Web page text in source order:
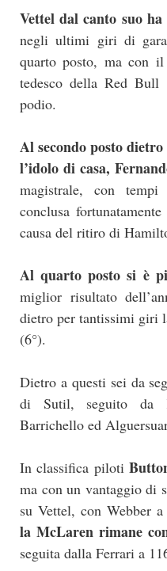
Vettel dal canto suo
negli ultimi giri di
quarto posto, ma con
tedesco della Red Bull
podio.
Al secondo posto
l’idolo di casa,
magistrale, con
conclusa
causa del ritiro di
Al quarto posto si è
miglior risultato
dietro per tantissimi giri
(6°).
Dietro a questi sei da
di Sutil, seguito da
Barrichello ed
In classifica piloti
ma con un vantaggio di
su Vettel, con Webber
la McLaren rimane
seguita dalla Ferrari a